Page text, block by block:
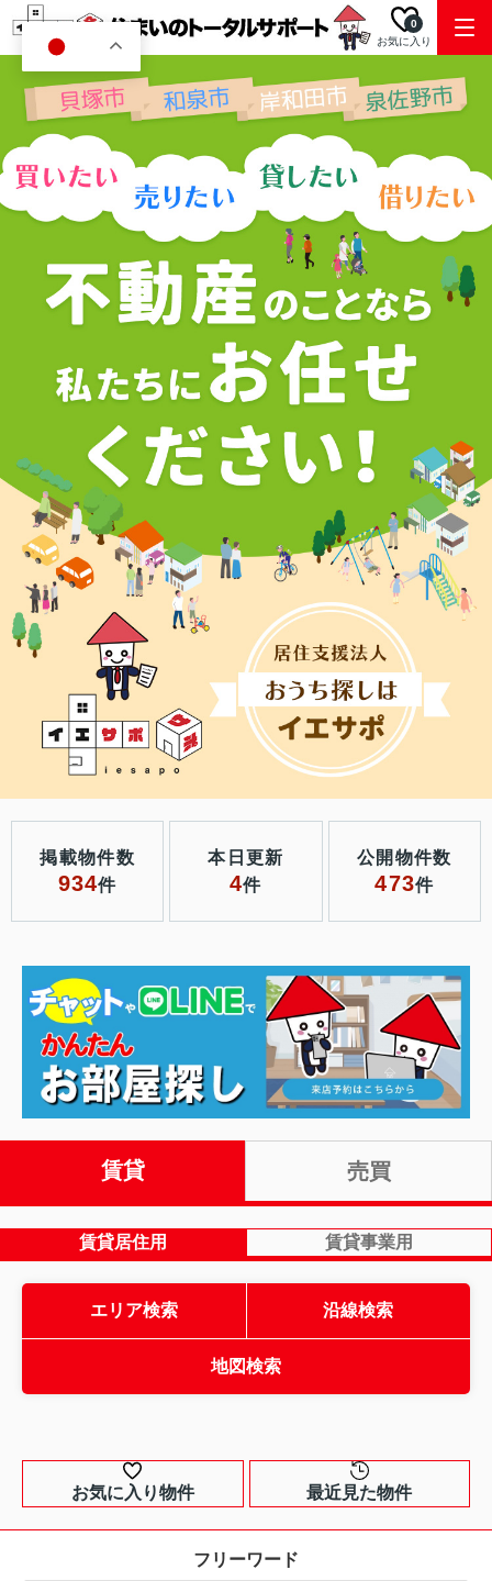
お気に入り
0
掲載物件数
934件
本日更新
4件
公開物件数
473件
賃貸 売買
賃貸居住用 賃貸事業用
エリア検索 沿線検索
地図検索
お気に入り物件 最近見た物件
フリーワード